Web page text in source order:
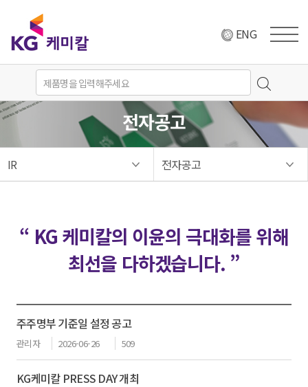
ENG
전자공고
IR 전자공고
“ KG 케미칼의 이윤의 극대화를 위해
최선을 다하겠습니다. ”
주주명부 기준일 설정 공고
관리자 2026-06-26 509
KG케미칼 PRESS DAY 개최